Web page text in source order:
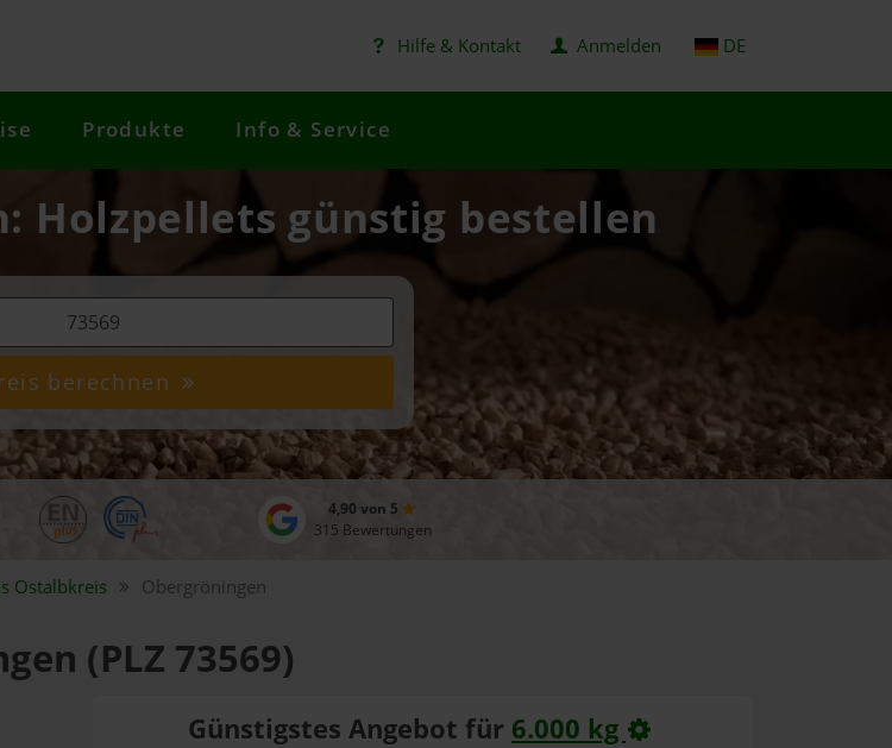
Hilfe & Kontakt Anmelden DE
Produkte Info & Service
Holzpellets günstig bestellen
berechnen
4,90 von 5
315 Bewertungen
Ostalbkreis Obergröningen
(PLZ 73569)
Günstigstes Angebot für 6.000 kg